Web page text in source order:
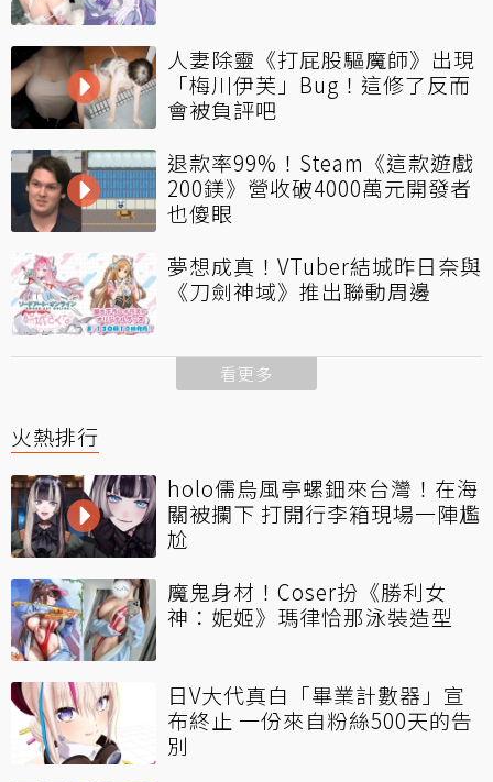
人妻除靈《打屁股驅魔師》出現
「梅川伊芙」Bug！這修了反而
會被負評吧
退款率99%！Steam《這款遊戲
200鎂》營收破4000萬元開發者
也傻眼
夢想成真！VTuber結城昨日奈與
《刀劍神域》推出聯動周邊
看更多
火熱排行
holo儒烏風亭螺鈿來台灣！在海
關被攔下 打開行李箱現場一陣尷
尬
魔鬼身材！Coser扮《勝利女
神：妮姬》瑪律恰那泳裝造型
日V大代真白「畢業計數器」宣
布終止 一份來自粉絲500天的告
別